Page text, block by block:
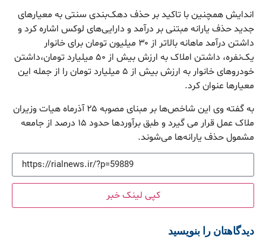
اندایش همچنین با تاکید بر حذف دهک‌بندی سنتی به معیارهای
جدید حذف یارانه مبتنی بر درآمد و دارایی‌های لوکس اشاره کرد و
داشتن درآمد ماهانه بالاتر از ۳۰ میلیون تومان برای خانوار
یک‌نفره، داشتن املاک به ارزش بیش از ۵۰ میلیارد تومان،داشتن
خودروهای خانوار به ارزش بیش از ۵ میلیارد تومان را از جمله این
معیارها عنوان کرد.
به گفته وی این شاخص‌ها بر مبنای مصوبه ۲۵ آذرماه هیات وزیران
ملاک عمل قرار می گیرد و طبق برآوردها حدود ۱۵ درصد از جامعه
مشمول حذف یارانه‌ها می‌شوند.
کپی لینک خبر
دیدگاهتان را بنویسید